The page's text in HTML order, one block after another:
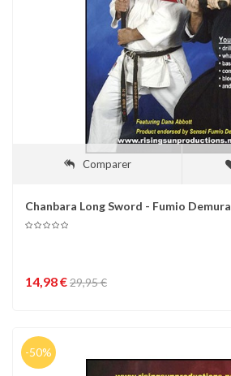
Comparer
Chanbara Long Sword - Fumio Demura
14,98 €29,95 €
-50%